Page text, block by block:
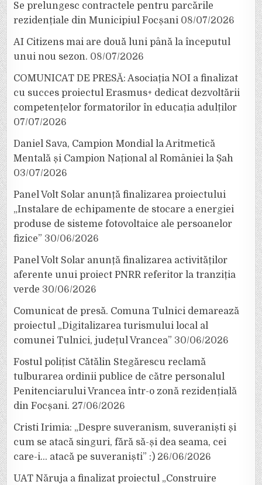
Se prelungesc contractele pentru parcările
rezidențiale din Municipiul Focșani 08/07/2026
AI Citizens mai are două luni până la începutul
unui nou sezon. 08/07/2026
COMUNICAT DE PRESĂ: Asociația NOI a finalizat
cu succes proiectul Erasmus+ dedicat dezvoltării
competențelor formatorilor în educația adulților
07/07/2026
Daniel Sava, Campion Mondial la Aritmetică
Mentală și Campion Național al României la Șah
03/07/2026
Panel Volt Solar anunță finalizarea proiectului
„Instalare de echipamente de stocare a energiei
produse de sisteme fotovoltaice ale persoanelor
fizice” 30/06/2026
Panel Volt Solar anunță finalizarea activităților
aferente unui proiect PNRR referitor la tranziția
verde 30/06/2026
Comunicat de presă. Comuna Tulnici demarează
proiectul „Digitalizarea turismului local al
comunei Tulnici, județul Vrancea” 30/06/2026
Fostul polițist Cătălin Stegărescu reclamă
tulburarea ordinii publice de către personalul
Penitenciarului Vrancea într-o zonă rezidențială
din Focșani. 27/06/2026
Cristi Irimia: „Despre suveranism, suveraniști și
cum se atacă singuri, fără să-și dea seama, cei
care-i… atacă pe suveraniști” :) 26/06/2026
UAT Năruja a finalizat proiectul „Construire